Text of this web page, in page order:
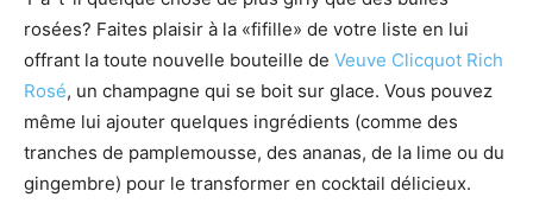
rosées? Faites plaisir à la «fifille» de votre liste en lui
offrant la toute nouvelle bouteille de Veuve Clicquot Rich
Rosé, un champagne qui se boit sur glace. Vous pouvez
même lui ajouter quelques ingrédients (comme des
tranches de pamplemousse, des ananas, de la lime ou du
gingembre) pour le transformer en cocktail délicieux.